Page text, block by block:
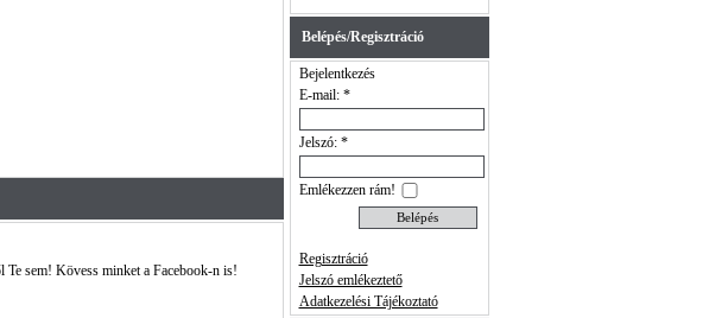
sem! Kövess minket a Facebook-n is!
Belépés/Regisztráció
Bejelentkezés
E-mail: *
Jelszó: *
Emlékezzen rám!
Regisztráció
Jelszó emlékeztető
Adatkezelési Tájékoztató